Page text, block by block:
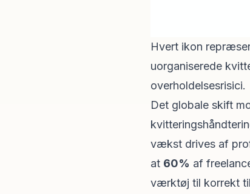
Hvert ikon
uorganiserede
overholdelsesrisici.
Det globale skift
vækst drives af
at 60% af
værktøj til korrekt